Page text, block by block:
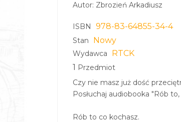
Autor: Zbrozień Arkadiusz
ISBN 978-83-64855-34-4
Stan Nowy
Wydawca
RTCK
1 Przedmiot
Czy nie masz już dość
Posłuchaj audiobooka "Rób
Rób to co kochasz.